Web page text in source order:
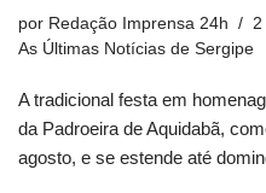
por Redação Imprensa 24h
2
As Últimas Notícias de Sergipe
A tradicional festa em
da Padroeira de Aquidabã,
agosto, e se estende até